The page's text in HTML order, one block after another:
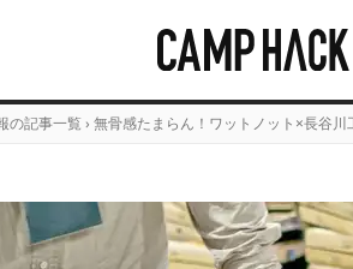
の記事一覧 › 無骨感たまらん！ワットノット×長谷